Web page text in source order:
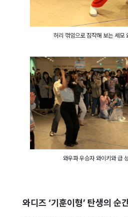
허리 꺾임으로 짐작해 보는 세모
와우파 우승자 와이키와 급
와디즈 ‘기훈이형’ 탄생의 순